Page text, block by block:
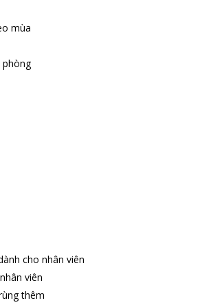
sạn Mường Thanh Bắc Ninh chỉ được
viên, không được phép đón các đoàn
và người của ban tổ chức Seagames.
mùa
phòng
cho nhân viên
viên
thêm